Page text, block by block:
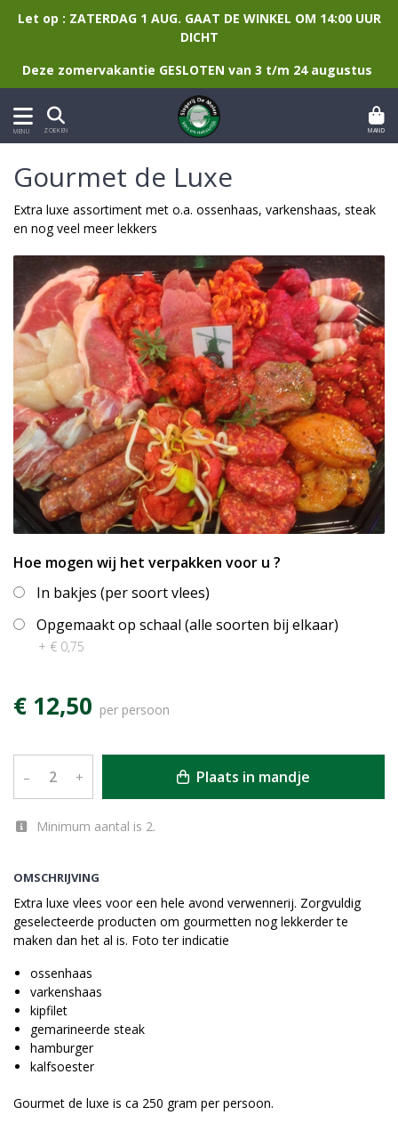
Let op : ZATERDAG 1 AUG. GAAT DE WINKEL OM 14:00 UUR
DICHT
Deze zomervakantie GESLOTEN van 3 t/m 24 augustus
MENU ZOEKEN MAND
OMSCHRIJVING
Extra luxe vlees voor een hele avond verwennerij. Zorgvuldig
geselecteerde producten om gourmetten nog lekkerder te
maken dan het al is. Foto ter indicatie
ossenhaas
varkenshaas
kipfilet
gemarineerde steak
hamburger
kalfsoester
Gourmet de luxe is ca 250 gram per persoon.
Gourmet de Luxe
Extra luxe assortiment met o.a. ossenhaas, varkenshaas, steak
en nog veel meer lekkers
Hoe mogen wij het verpakken voor u ?
In bakjes (per soort vlees)
Opgemaakt op schaal (alle soorten bij elkaar)
+ € 0,75
€ 12,50 per persoon
– + Plaats in mandje
Minimum aantal is 2.